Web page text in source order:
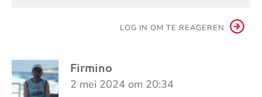
LOG IN OM TE REAGEREN
Firmino
2 mei 2024 om 20:34